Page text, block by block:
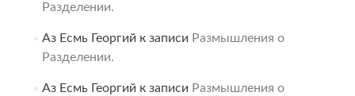
Разделении.
Аз Есмь Георгий к записи Размышления о
Разделении.
Аз Есмь Георгий к записи Размышления о